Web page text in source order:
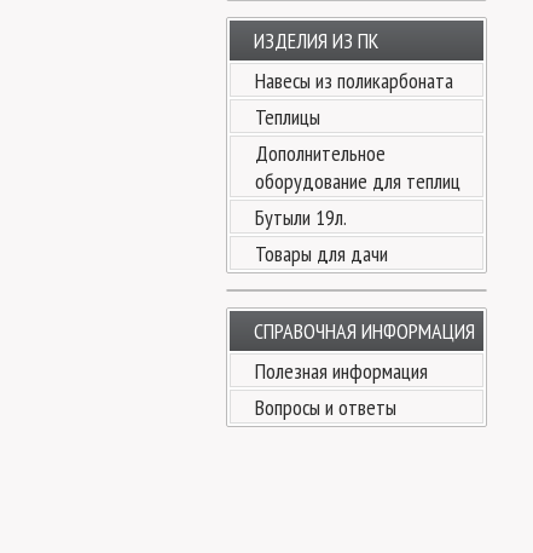
ИЗДЕЛИЯ ИЗ ПК
Навесы из поликарбоната
Теплицы
Дополнительное
оборудование для теплиц
Бутыли 19л.
Товары для дачи
СПРАВОЧНАЯ ИНФОРМАЦИЯ
Полезная информация
Вопросы и ответы